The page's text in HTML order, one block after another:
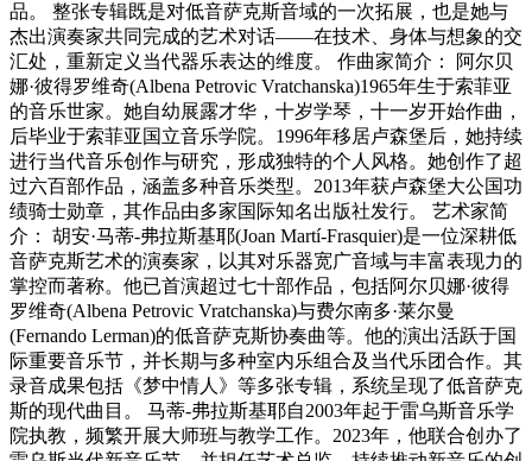
品。 整张专辑既是对低音萨克斯音域的一次拓展，也是她与
杰出演奏家共同完成的艺术对话——在技术、身体与想象的交
汇处，重新定义当代器乐表达的维度。 作曲家简介： 阿尔贝
娜·彼得罗维奇(Albena Petrovic Vratchanska)1965年生于索菲亚
的音乐世家。她自幼展露才华，十岁学琴，十一岁开始作曲，
后毕业于索菲亚国立音乐学院。1996年移居卢森堡后，她持续
进行当代音乐创作与研究，形成独特的个人风格。她创作了超
过六百部作品，涵盖多种音乐类型。2013年获卢森堡大公国功
绩骑士勋章，其作品由多家国际知名出版社发行。 艺术家简
介： 胡安·马蒂-弗拉斯基耶(Joan Martí-Frasquier)是一位深耕低
音萨克斯艺术的演奏家，以其对乐器宽广音域与丰富表现力的
掌控而著称。他已首演超过七十部作品，包括阿尔贝娜·彼得
罗维奇(Albena Petrovic Vratchanska)与费尔南多·莱尔曼
(Fernando Lerman)的低音萨克斯协奏曲等。他的演出活跃于国
际重要音乐节，并长期与多种室内乐组合及当代乐团合作。其
录音成果包括《梦中情人》等多张专辑，系统呈现了低音萨克
斯的现代曲目。 马蒂-弗拉斯基耶自2003年起于雷乌斯音乐学
院执教，频繁开展大师班与教学工作。2023年，他联合创办了